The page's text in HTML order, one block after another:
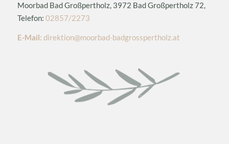
Moorbad Bad Großpertholz, 3972 Bad Großpertholz 72,
Telefon: 02857/2273
E-Mail: direktion@moorbad-badgrosspertholz.at